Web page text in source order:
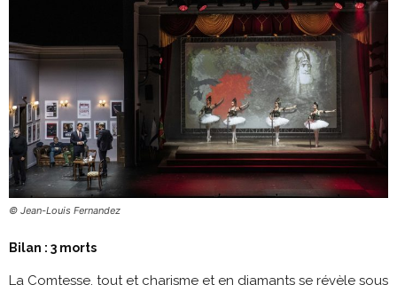
© Jean-Louis Fernandez
Bilan : 3 morts
La Comtesse, tout et charisme et en diamants se révèle sous